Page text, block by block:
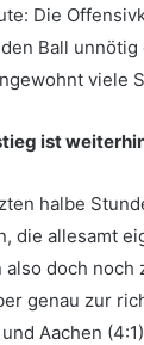
Die
Ball
viele
ist
halbe
die allesamt
doch
genau zur
Aachen